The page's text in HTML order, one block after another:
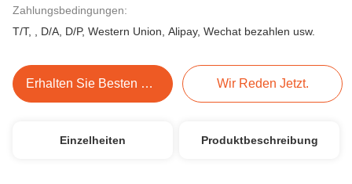
Zahlungsbedingungen:
T/T, , D/A, D/P, Western Union, Alipay, Wechat bezahlen usw.
Erhalten Sie Besten Preis Wir Reden Jetzt.
Einzelheiten Produktbeschreibung